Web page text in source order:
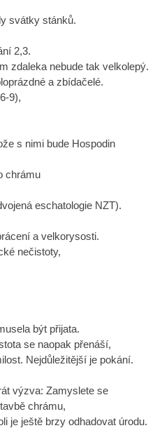
svátky stánků.
2,3.
zdaleka nebude tak velkolepý.
a zbídačelé.
9),
s nimi bude Hospodin
chrámu
eschatologie NZT).
a velkorysosti.
nečistoty,
být přijata.
se naopak přenáší,
Nejdůležitější je pokání.
výzva: Zamyslete se
chrámu,
je ještě brzy odhadovat úrodu.